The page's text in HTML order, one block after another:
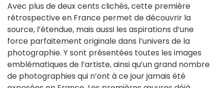
Avec plus de deux cents clichés, cette première
rétrospective en France permet de découvrir la
source, l’étendue, mais aussi les aspirations d’une
force parfaitement originale dans l’univers de la
photographie. Y sont présentées toutes les images
emblématiques de l’artiste, ainsi qu’un grand nombre
de photographies qui n’ont à ce jour jamais été